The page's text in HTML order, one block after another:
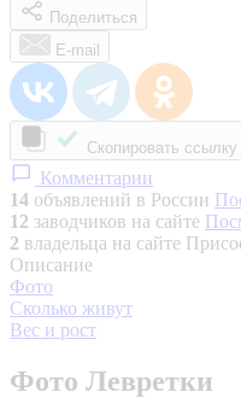
Поделиться
E-mail
Скопировать ссылку
Комментарии
14 объявлений в России
12 заводчиков на сайте
2 владельца на сайте
Описание
Фото
Сколько живут
Вес и рост
Фото Левретки